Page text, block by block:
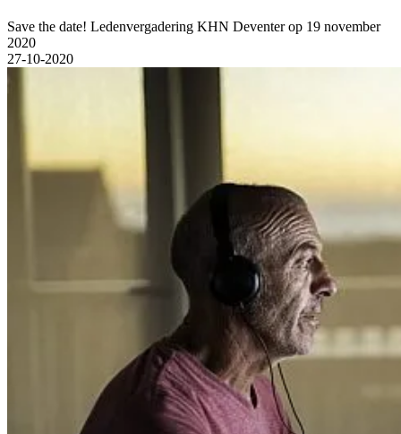
Save the date! Ledenvergadering KHN Deventer op 19 november
2020
27-10-2020